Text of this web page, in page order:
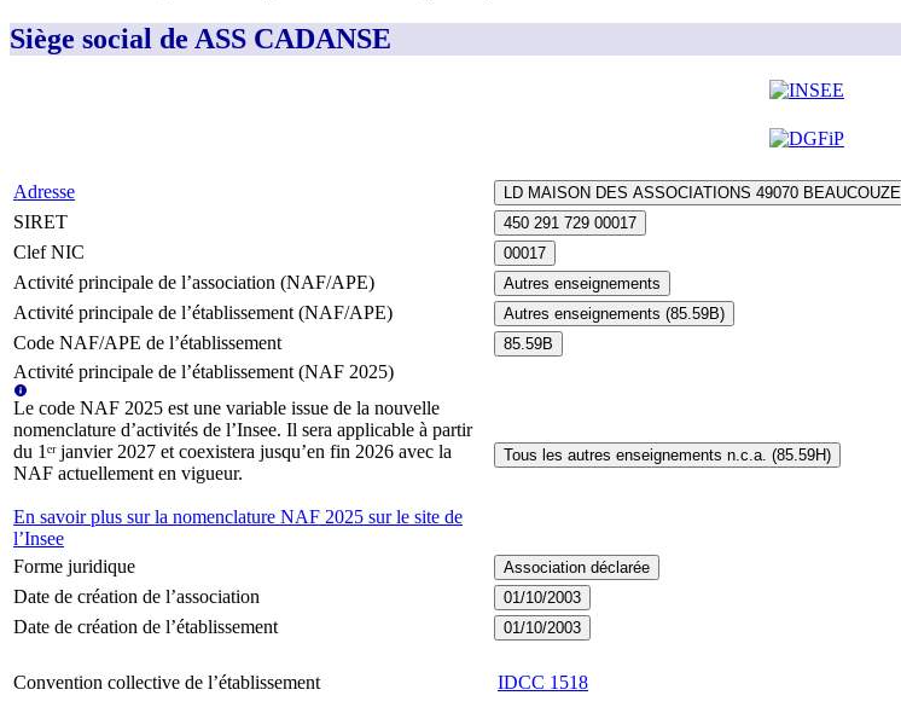
Siège social de ASS CADANSE
Adresse LD MAISON DES ASSOCIATIONS 49070 BEAUCOUZE
SIRET 450 291 729 00017
Clef NIC 00017
Activité principale de l’association (NAF/APE) Autres enseignements
Activité principale de l’établissement (NAF/APE) Autres enseignements (85.59B)
Code NAF/APE de l’établissement 85.59B
Activité principale de l’établissement (NAF 2025)
Le code NAF 2025 est une variable issue de la nouvelle
nomenclature d’activités de l’Insee. Il sera applicable à partir
du 1ᵉʳ janvier 2027 et coexistera jusqu’en fin 2026 avec la
NAF actuellement en vigueur.
En savoir plus sur la nomenclature NAF 2025 sur le site de
l’Insee
Tous les autres enseignements n.c.a. (85.59H)
Forme juridique Association déclarée
Date de création de l’association 01/10/2003
Date de création de l’établissement 01/10/2003
Convention collective de l’établissement IDCC 1518